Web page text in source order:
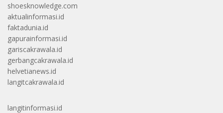
shoesknowledge.com
aktualinformasi.id
faktadunia.id
gapurainformasi.id
gariscakrawala.id
gerbangcakrawala.id
helvetianews.id
langitcakrawala.id
langitinformasi.id